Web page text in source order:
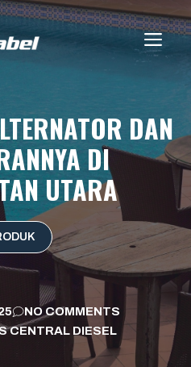
DAN
DI
UTARA
NO COMMENTS
CENTRAL DIESEL